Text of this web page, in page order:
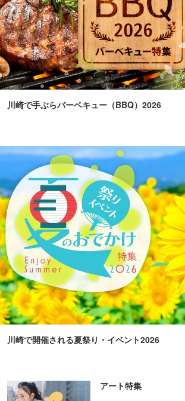
川崎で手ぶらバーベキュー（BBQ）2026
川崎で開催される夏祭り・イベント2026
アート特集